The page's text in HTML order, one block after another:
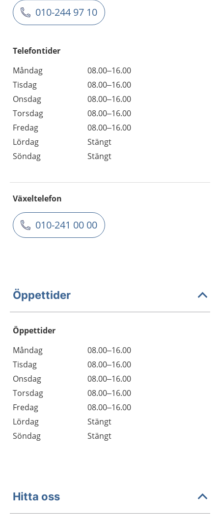
010-244 97 10
Telefontider
Måndag
08.00–16.00
Tisdag
08.00–16.00
Onsdag
08.00–16.00
Torsdag
08.00–16.00
Fredag
08.00–16.00
Lördag
Stängt
Söndag
Stängt
Växeltelefon
010-241 00 00
Öppettider
Öppettider
Dag
Öppettider
Kommentarer
Måndag
08.00–16.00
Tisdag
08.00–16.00
Onsdag
08.00–16.00
Torsdag
08.00–16.00
Fredag
08.00–16.00
Lördag
Stängt
Söndag
Stängt
Hitta oss